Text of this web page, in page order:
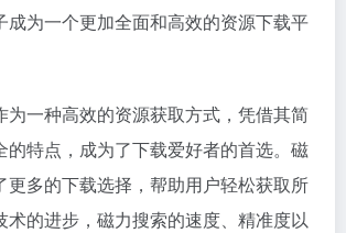
成为一个更加全面和高效的资源下载平
为一种高效的资源获取方式，凭借其简
的特点，成为了下载爱好者的首选。磁
更多的下载选择，帮助用户轻松获取所
术的进步，磁力搜索的速度、精准度以